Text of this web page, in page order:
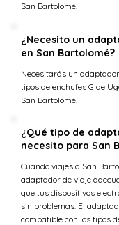
San Bartolomé.
¿Necesito un
en San Bartolomé?
Necesitarás un
tipos de enchufes G de
San Bartolomé.
¿Qué tipo de
necesito para San
Cuando viajes a San
adaptador de viaje
que tus dispositivos
sin problemas. El
compatible con los tipos